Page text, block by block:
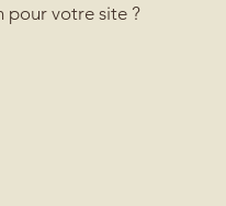
pour votre site ?